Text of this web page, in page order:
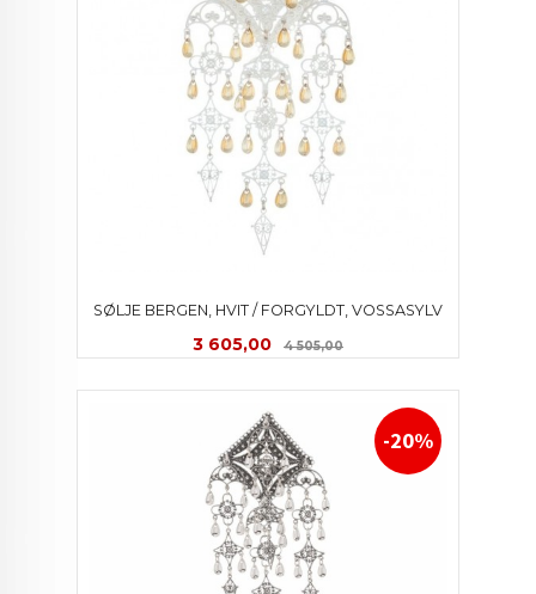
SØLJE BERGEN, HVIT / FORGYLDT, VOSSASYLV
Tilbud
3 605,00 4 505,00Rabatt
-20%